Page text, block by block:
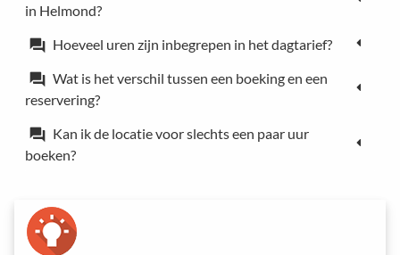
in Helmond?
forum Hoeveel uren zijn inbegrepen in het dagtarief?
forum Wat is het verschil tussen een boeking en een
reservering?
forum Kan ik de locatie voor slechts een paar uur
boeken?